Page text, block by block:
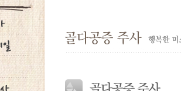
갱년기 및 폐경
여성성형